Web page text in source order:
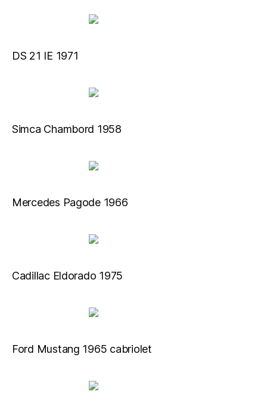
DS 21 IE 1971
Simca Chambord 1958
Mercedes Pagode 1966
Cadillac Eldorado 1975
Ford Mustang 1965 cabriolet